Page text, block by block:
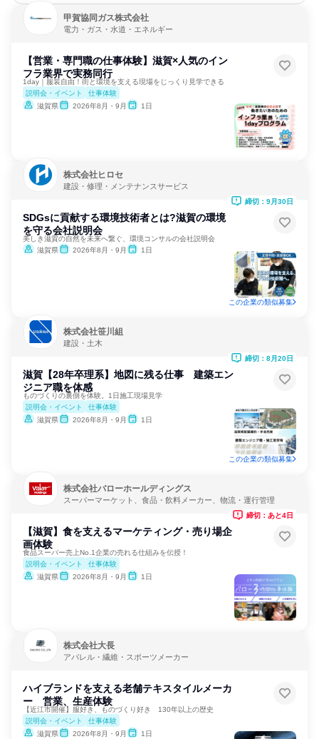
甲賀協同ガス株式会社
電力・ガス・水道・エネルギー
【営業・専門職の仕事体験】滋賀×人気のイン
フラ業界で実務同行
1day｜服装自由！街と環境を支える現場をじっくり見学できる
説明会・イベント
仕事体験
滋賀県
2026年8月・9月 1日
株式会社ヒロセ
建設・修理・メンテナンスサービス
SDGsに貢献する環境技術者とは?滋賀の環境
を守る会社説明会
美しき滋賀の自然を未来へ繋ぐ、環境コンサルの会社説明会
滋賀県
2026年8月・9月 1日
締切：9月30日
この企業の類似募集
株式会社笹川組
建設・土木
滋賀【28年卒理系】地図に残る仕事 建築エン
ジニア職を体感
ものづくりの裏側を体験。1日施工現場見学
説明会・イベント
仕事体験
滋賀県
2026年8月・9月 1日
締切：8月20日
この企業の類似募集
株式会社バローホールディングス
スーパーマーケット、食品・飲料メーカー、物流・運行管理
【滋賀】食を支えるマーケティング・売り場企
画体験
食品スーパー売上No.1企業の売れる仕組みを伝授！
説明会・イベント
仕事体験
滋賀県
2026年8月・9月 1日
締切：あと4日
株式会社大長
アパレル・繊維・スポーツメーカー
ハイブランドを支える老舗テキスタイルメーカ
ー 営業、生産体験
【近江市開催】服好き、ものづくり好き 130年以上の歴史
説明会・イベント
仕事体験
滋賀県
2026年8月・9月 1日